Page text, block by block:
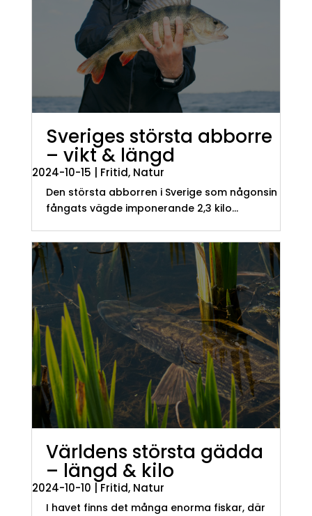
Sveriges största abborre
– vikt & längd
2024-10-15 | Fritid, Natur
Den största abborren i Sverige som någonsin
fångats vägde imponerande 2,3 kilo...
Världens största gädda
– längd & kilo
2024-10-10 Fritid, Natur
I havet finns det många enorma fiskar, där